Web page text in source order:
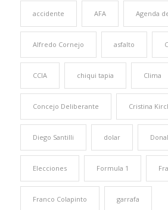
accidente AFA Agenda
Alfredo Cornejo asfalto
CCIA chiqui tapia Clima
Concejo Deliberante Cristina
Diego Santilli dolar
Elecciones Formula 1
Franco Colapinto garrafa